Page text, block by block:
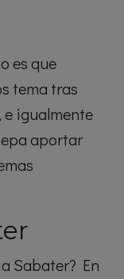
es que
tema tras
e igualmente
aportar
Sabater? En